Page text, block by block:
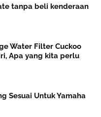
tanpa beli kenderaan
Water Filter Cuckoo
Apa yang kita perlu
Sesuai Untuk Yamaha